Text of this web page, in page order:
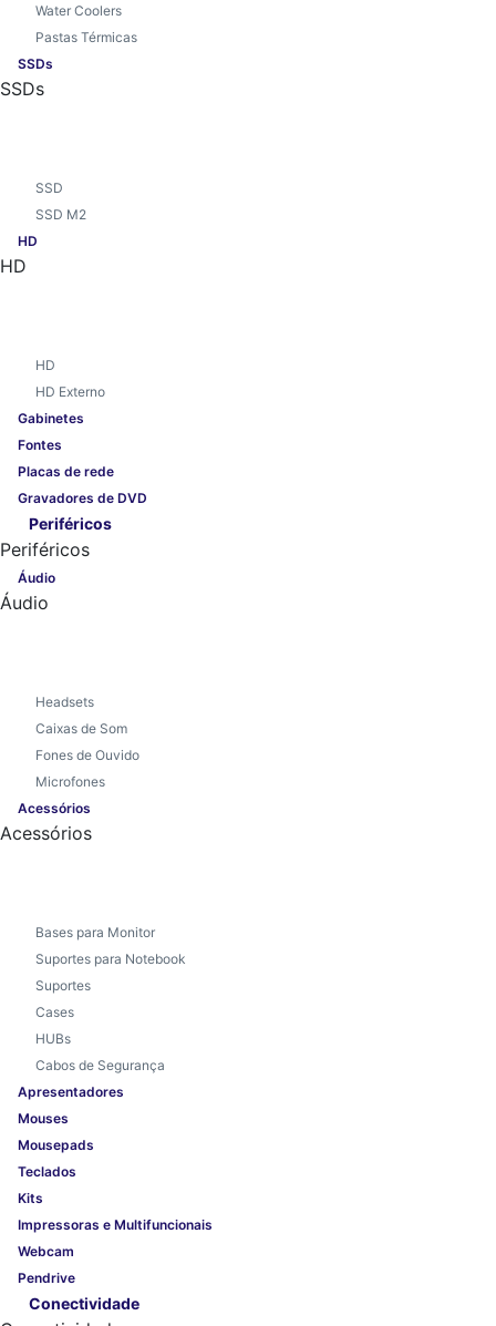
Water Coolers
Pastas Térmicas
SSDs
SSDs
SSD
SSD M2
HD
HD
HD
HD Externo
Gabinetes
Fontes
Placas de rede
Gravadores de DVD
Periféricos
Periféricos
Áudio
Áudio
Headsets
Caixas de Som
Fones de Ouvido
Microfones
Acessórios
Acessórios
Bases para Monitor
Suportes para Notebook
Suportes
Cases
HUBs
Cabos de Segurança
Apresentadores
Mouses
Mousepads
Teclados
Kits
Impressoras e Multifuncionais
Webcam
Pendrive
Conectividade